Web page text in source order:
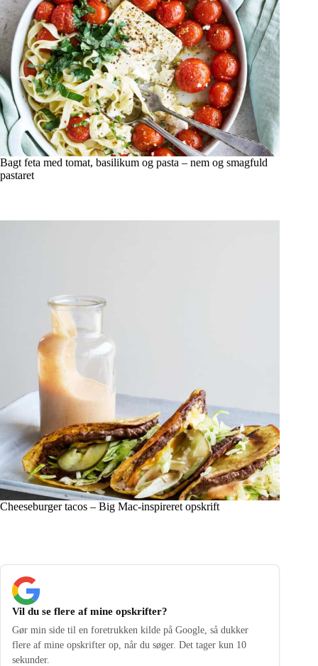
Bagt feta med tomat, basilikum og pasta – nem og smagfuld
pastaret
Cheeseburger tacos – Big Mac-inspireret opskrift
Vil du se flere af mine opskrifter?
Gør min side til en foretrukken kilde på Google, så dukker
flere af mine opskrifter op, når du søger. Det tager kun 10
sekunder.